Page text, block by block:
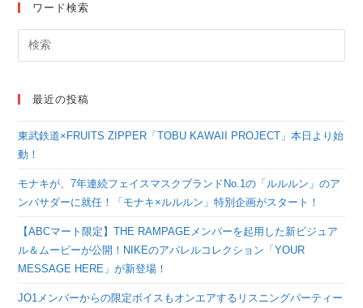
ワード検索
最近の投稿
東武鉄道×FRUITS ZIPPER「TOBU KAWAII PROJECT」本日より始
動！
モナキが、7年連続フェイスマスクブランドNo.1の「ルルルン」のア
ンバサダーに就任！「モナキ×ルルルン」特別企画がスタート！
【ABCマート限定】THE RAMPAGEメンバーを起用した新ビジュア
ル＆ムービーが公開！NIKEのアパレルコレクション「YOUR
MESSAGE HERE」が新登場！
JO1メンバーからの限定ボイスもオンエアするリスニングパーティー